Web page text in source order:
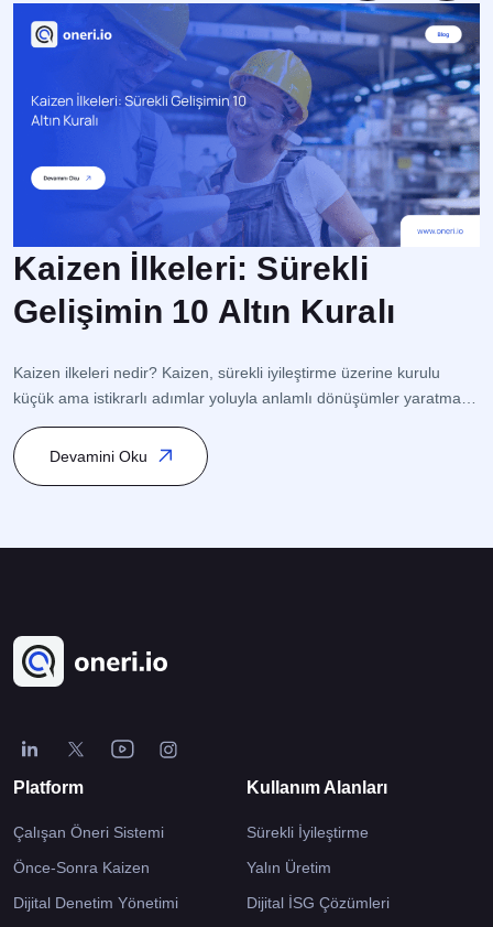
Kaizen İlkeleri: Sürekli
Gelişimin 10 Altın Kuralı
Kaizen ilkeleri nedir? Kaizen, sürekli iyileştirme üzerine kurulu
küçük ama istikrarlı adımlar yoluyla anlamlı dönüşümler yaratmaya
odaklanan bir Japon Felsefesidir. Bu yaklaşım, süreç yönetimi
(Process Management) ve kalite yönetimi (Quality Management)
ile ilişkilidir ve özellikle Toplam Kalite Yönetimi (TKY – Total Quality
Devamini Oku
Platform
Çalışan Öneri Sistemi
Önce-Sonra Kaizen
Dijital Denetim Yönetimi
Kullanım Alanları
Sürekli İyileştirme
Yalın Üretim
Dijital İSG Çözümleri